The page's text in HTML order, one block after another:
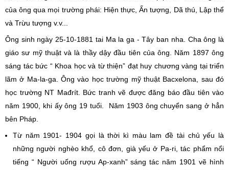
của ông qua mọi trường phái: Hiện thực, Ấn tượng, Dã thú, Lập thể
và Trừu tượng v.v...
Ông sinh ngày 25-10-1881 tai Ma la ga - Tây ban nha. Cha ông là
giáo sư mỹ thuật và là thầy dậy đầu tiên của ông. Năm 1897 ông
sáng tác bức “ Khoa học và từ thiện” đạt huy chương vàng tại triển
lãm ở Ma-la-ga. Ông vào học trường mỹ thuật Bacxelona, sau đó
học trường NT Mađrít. Bức tranh vẽ được đăng báo đầu tiên vào
năm 1900, khi ấy ông 19 tuổi. Năm 1903 ông chuyển sang ở hẳn
bên Pháp.
Từ năm 1901- 1904 gọi là thời kì màu lam đề tài chủ yếu là
những người nghèo khổ, cô đơn, già yếu ở Pa-ri, tác phẩm nổi
tiếng “ Người uống rượu Ap-xanh” sáng tác năm 1901 vẽ hình